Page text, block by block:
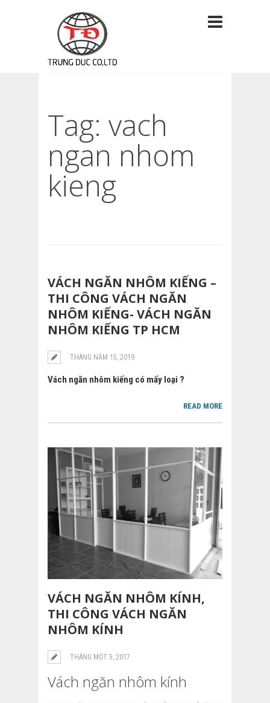
Tag: vach
ngan nhom
kieng
VÁCH NGĂN NHÔM KIẾNG –
THI CÔNG VÁCH NGĂN
NHÔM KIẾNG- VÁCH NGĂN
NHÔM KIẾNG TP HCM
THÁNG NĂM 15, 2019
Vách ngăn nhôm kiếng có mấy loại ?
READ MORE
VÁCH NGĂN NHÔM KÍNH,
THI CÔNG VÁCH NGĂN
NHÔM KÍNH
THÁNG MỘT 5, 2017
Vách ngăn nhôm kính